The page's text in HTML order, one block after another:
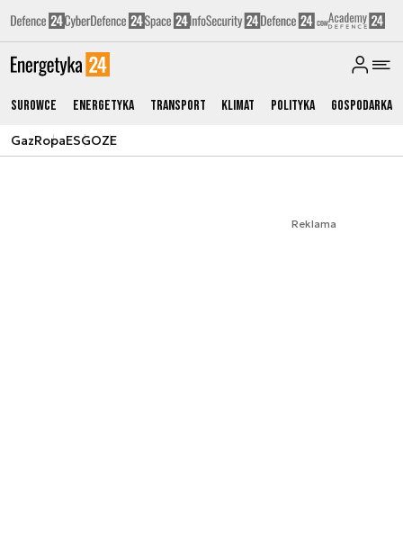
Surowce Energetyka Transport Klimat Polityka Gospodarka
GazRopaESGOZE
Reklama